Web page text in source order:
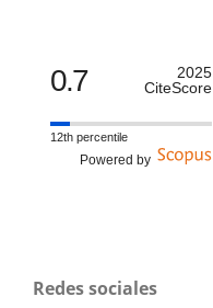
0.7
2025
CiteScore
12th percentile
Powered by
Redes sociales